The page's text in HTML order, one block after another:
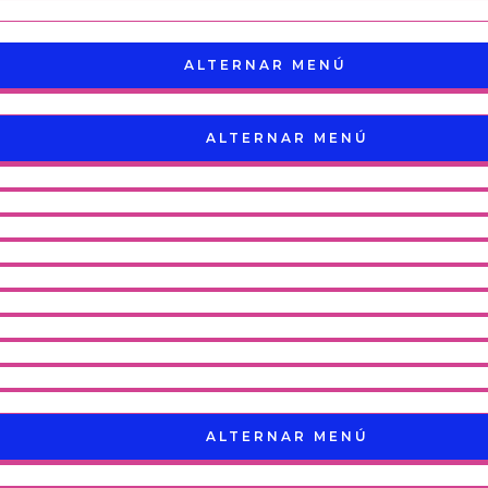
ALTERNAR MENÚ
ALTERNAR MENÚ
ALTERNAR MENÚ